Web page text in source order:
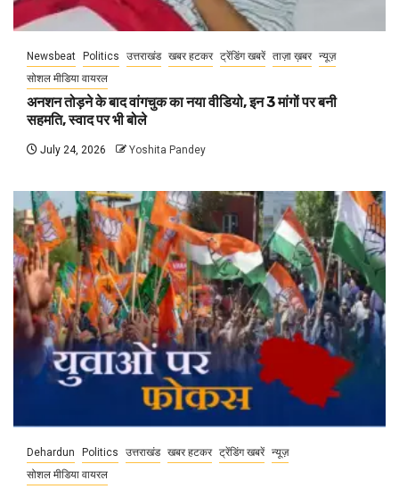
Newsbeat Politics उत्तराखंड खबर हटकर ट्रेंडिंग खबरें ताज़ा ख़बर न्यूज़
सोशल मीडिया वायरल
अनशन तोड़ने के बाद वांगचुक का नया वीडियो, इन 3 मांगों पर बनी
सहमति, स्वाद पर भी बोले
July 24, 2026 Yoshita Pandey
Dehardun Politics उत्तराखंड खबर हटकर ट्रेंडिंग खबरें न्यूज़
सोशल मीडिया वायरल